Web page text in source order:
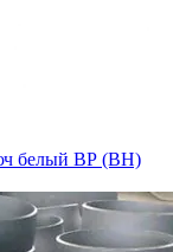
белый ВР (ВН)